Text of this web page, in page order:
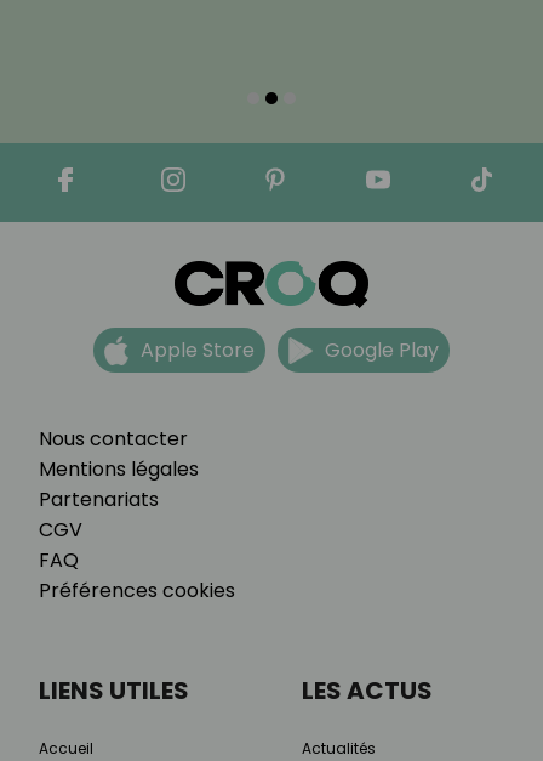
Nous contacter
Mentions légales
Partenariats
CGV
FAQ
Préférences cookies
Apple Store Google Play
LIENS UTILES
Accueil
LES ACTUS
Actualités